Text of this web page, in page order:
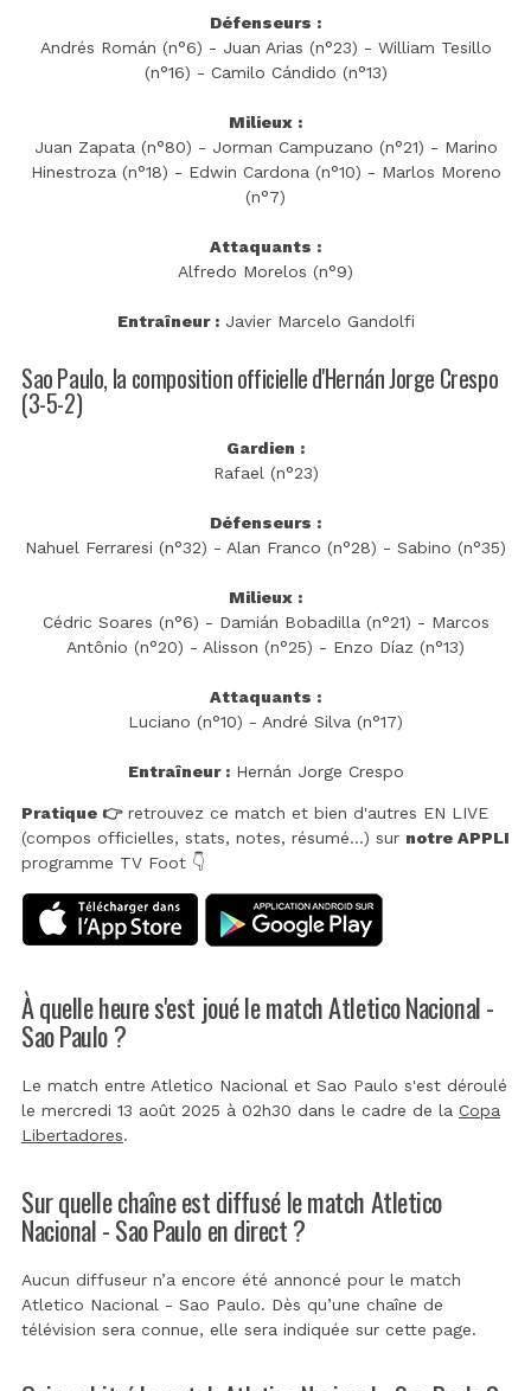
Défenseurs :
Andrés Román (n°6) - Juan Arias (n°23) - William Tesillo
(n°16) - Camilo Cándido (n°13)
Milieux :
Juan Zapata (n°80) - Jorman Campuzano (n°21) - Marino
Hinestroza (n°18) - Edwin Cardona (n°10) - Marlos Moreno
(n°7)
Attaquants :
Alfredo Morelos (n°9)
Entraîneur :Javier Marcelo Gandolfi
Sao Paulo, la composition officielle d'Hernán Jorge Crespo
(3-5-2)
Gardien :
Rafael (n°23)
Défenseurs :
Nahuel Ferraresi (n°32) - Alan Franco (n°28) - Sabino (n°35)
Milieux :
Cédric Soares (n°6) - Damián Bobadilla (n°21) - Marcos
Antônio (n°20) - Alisson (n°25) - Enzo Díaz (n°13)
Attaquants :
Luciano (n°10) - André Silva (n°17)
Entraîneur :Hernán Jorge Crespo
Pratique 👉retrouvez ce match et bien d'autres EN LIVE
(compos officielles, stats, notes, résumé...) sur notre APPLI
programme TV Foot 👇
À quelle heure s'est joué le match Atletico Nacional -
Sao Paulo ?
Le match entre Atletico Nacional et Sao Paulo s'est déroulé
le mercredi 13 août 2025 à 02h30 dans le cadre de la Copa
Libertadores.
Sur quelle chaîne est diffusé le match Atletico
Nacional - Sao Paulo en direct ?
Aucun diffuseur n’a encore été annoncé pour le match
Atletico Nacional - Sao Paulo. Dès qu’une chaîne de
télévision sera connue, elle sera indiquée sur cette page.